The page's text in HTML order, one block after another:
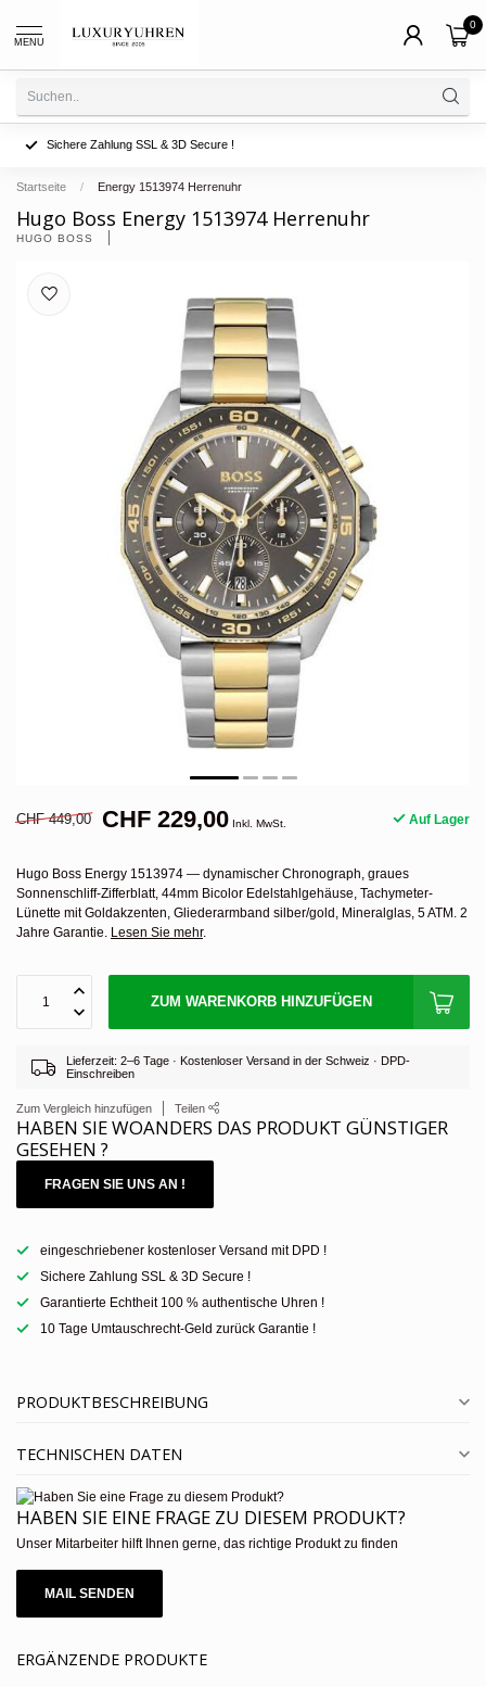
MENU
0
Sichere Zahlung SSL & 3D Secure !
Startseite / Energy 1513974 Herrenuhr
Hugo Boss Energy 1513974 Herrenuhr
HUGO BOSS
CHF 449,00 CHF 229,00 Inkl. MwSt. Auf Lager
Hugo Boss Energy 1513974 — dynamischer Chronograph, graues
Sonnenschliff-Zifferblatt, 44mm Bicolor Edelstahlgehäuse, Tachymeter-
Lünette mit Goldakzenten, Gliederarmband silber/gold, Mineralglas, 5 ATM. 2
Jahre Garantie. Lesen Sie mehr.
ZUM WARENKORB HINZUFÜGEN
Lieferzeit: 2–6 Tage · Kostenloser Versand in der Schweiz · DPD-
Einschreiben
Zum Vergleich hinzufügen Teilen
HABEN SIE WOANDERS DAS PRODUKT GÜNSTIGER
GESEHEN ?
FRAGEN SIE UNS AN !
eingeschriebener kostenloser Versand mit DPD !
Sichere Zahlung SSL & 3D Secure !
Garantierte Echtheit 100 % authentische Uhren !
10 Tage Umtauschrecht-Geld zurück Garantie !
PRODUKTBESCHREIBUNG
TECHNISCHEN DATEN
HABEN SIE EINE FRAGE ZU DIESEM PRODUKT?
Unser Mitarbeiter hilft Ihnen gerne, das richtige Produkt zu finden
MAIL SENDEN
ERGÄNZENDE PRODUKTE